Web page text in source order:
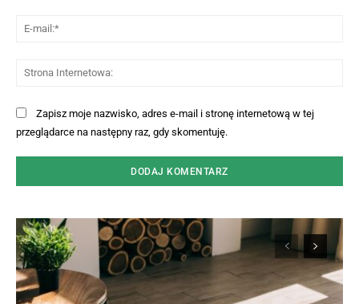
Zapisz moje nazwisko, adres e-mail i stronę internetową w tej
przeglądarce na następny raz, gdy skomentuję.